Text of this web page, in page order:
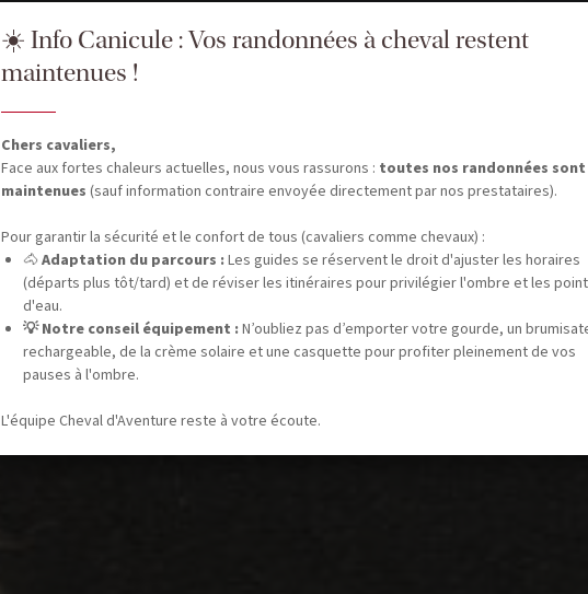
☀️ Info Canicule : Vos randonnées à cheval restent
maintenues !
Chers cavaliers,
Face aux fortes chaleurs actuelles, nous vous rassurons : toutes nos randonnées sont
maintenues (sauf information contraire envoyée directement par nos prestataires).
Pour garantir la sécurité et le confort de tous (cavaliers comme chevaux) :
🐴 Adaptation du parcours :Les guides se réservent le droit d'ajuster les horaires
(départs plus tôt/tard) et de réviser les itinéraires pour privilégier l'ombre et les
d'eau.
💡 Notre conseil équipement :N’oubliez pas d’emporter votre gourde, un
rechargeable, de la crème solaire et une casquette pour profiter pleinement de vos
pauses à l'ombre.
L'équipe Cheval d'Aventure reste à votre écoute.